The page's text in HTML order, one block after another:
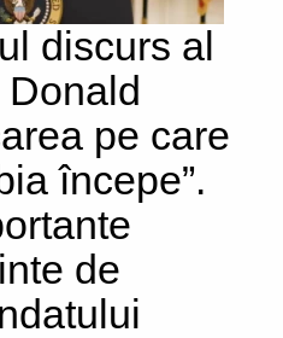
discurs al
pe care
începe”.
de